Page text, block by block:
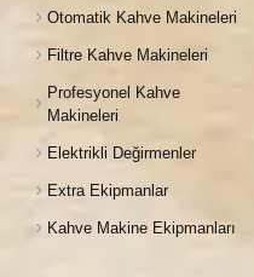
Otomatik Kahve Makineleri
Filtre Kahve Makineleri
Profesyonel Kahve
Makineleri
Elektrikli Değirmenler
Extra Ekipmanlar
Kahve Makine Ekipmanları